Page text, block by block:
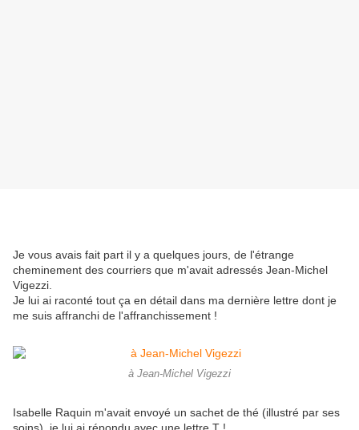
Je vous avais fait part il y a quelques jours, de l'étrange
cheminement des courriers que m'avait adressés Jean-Michel
Vigezzi.
Je lui ai raconté tout ça en détail dans ma dernière lettre dont je
me suis affranchi de l'affranchissement !
à Jean-Michel Vigezzi
Isabelle Raquin m'avait envoyé un sachet de thé (illustré par ses